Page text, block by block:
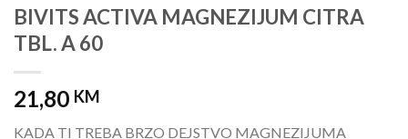
BIVITS ACTIVA MAGNEZIJUM CITRA
TBL. A 60
21,80 KM
KADA TI TREBA BRZO DEJSTVO MAGNEZIJUMA